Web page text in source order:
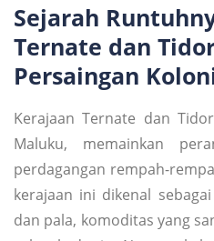
Sejarah
Ternate dan
Persaingan
Kerajaan Ternate dan
Maluku, memainkan
perdagangan rempah-
kerajaan ini dikenal
dan pala, komoditas yang